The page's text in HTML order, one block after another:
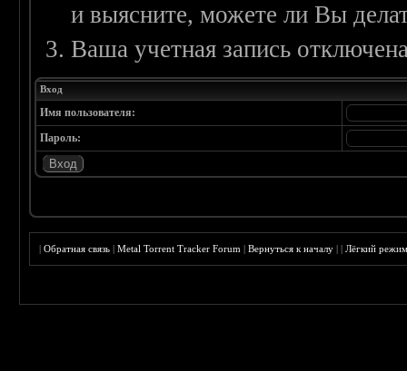
и выясните, можете ли Вы
Ваша учетная запись
Вход
Имя пользователя:
Пароль:
|Обратная связь |Metal Torrent Tracker Forum |Вернуться к началу ||Лёгкий